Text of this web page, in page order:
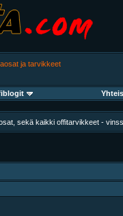
ja tarvikkeet
sekä kaikki offitarvikkeet -